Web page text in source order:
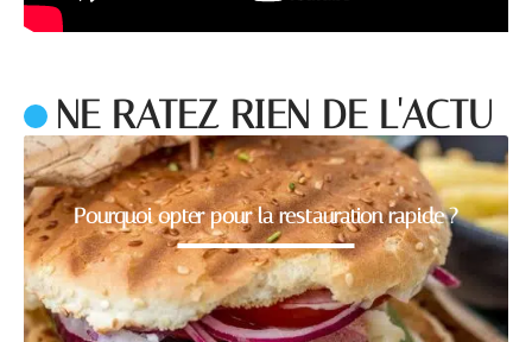
NE RATEZ RIEN DE L'ACTU
Pourquoi opter pour la restauration rapide ?